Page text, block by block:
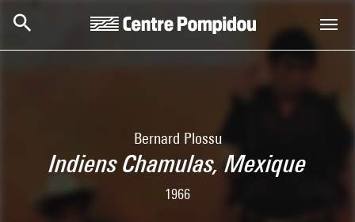
Bernard Plossu
Indiens Chamulas, Mexique
1966